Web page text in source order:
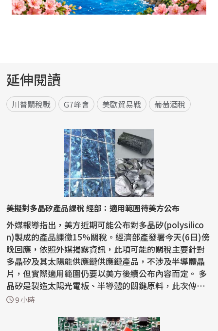
延伸閱讀
川普關稅戰 G7峰會 美歐貿易戰 葡萄酒稅
美擬對多晶矽產品課稅 經部：適用範圍待美方公布
外媒報導指出，美方近期可能公布對多晶矽(polysilico
n)製成的產品課徵15%關稅。經濟部產發署今天(6日)傍
晚回應，依照外媒揭露資訊，此項可能的關稅主要針對
多晶矽及其太陽能供應鏈供應鏈產品，不涉及半導體晶
片，但實際適用範圍仍要以美方後續公布內容而定。 多
晶矽是製造太陽光電板、半導體的關鍵原料，此次傳出
美方...
9 小時